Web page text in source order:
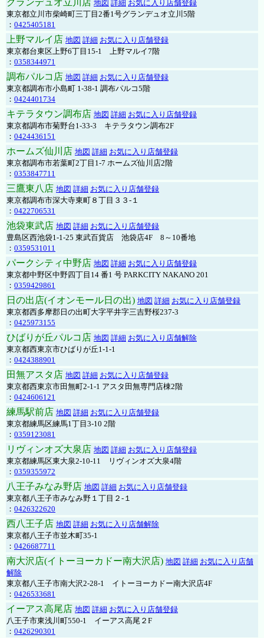
グランデュオ立川店 地図 詳細 お気に入り店舗登録
東京都立川市柴崎町三丁目2番1号グランデュオ立川5階
： 0425405181
上野マルイ店 地図 詳細 お気に入り店舗登録
東京都台東区上野6丁目15-1 上野マルイ7階
： 0358344971
調布パルコ店 地図 詳細 お気に入り店舗登録
東京都調布市小島町 1-38-1 調布パルコ5階
： 0424401734
キテラタウン調布店 地図 詳細 お気に入り店舗登録
東京都調布市菊野台1-33-3 キテラタウン調布2F
： 0424436151
ホームズ仙川店 地図 詳細 お気に入り店舗登録
東京都調布市若葉町2丁目1-7 ホームズ仙川店2階
： 0353847711
三鷹東八店 地図 詳細 お気に入り店舗登録
東京都調布市深大寺東町８丁目３３-１
： 0422706531
池袋東武店 地図 詳細 お気に入り店舗登録
豊島区西池袋1-1-25 東武百貨店 池袋店4F 8～10番地
： 0359531011
パークシティ中野店 地図 詳細 お気に入り店舗登録
東京都中野区中野四丁目14 番1 号 PARKCITY NAKANO 201
： 0359429861
日の出店(イオンモール日の出) 地図 詳細 お気に入り店舗登録
東京都西多摩郡日の出町大字平井字三吉野桜237-3
： 0425973155
ひばりが丘パルコ店 地図 詳細 お気に入り店舗解除
東京都西東京市ひばりが丘1-1-1
： 0424388901
田無アスタ店 地図 詳細 お気に入り店舗登録
東京都西東京市田無町2-1-1 アスタ田無専門店棟2階
： 0424606121
練馬駅前店 地図 詳細 お気に入り店舗登録
東京都練馬区練馬1丁目3-10 2階
： 0359123081
リヴィンオズ大泉店 地図 詳細 お気に入り店舗登録
東京都練馬区東大泉2-10-11 リヴィンオズ大泉4階
： 0359355972
八王子みなみ野店 地図 詳細 お気に入り店舗登録
東京都八王子市みなみ野１丁目２-１
： 0426322620
西八王子店 地図 詳細 お気に入り店舗解除
東京都八王子市並木町35-1
： 0426687711
南大沢店(イトーヨーカドー南大沢店) 地図 詳細 お気に入り店舗
解除
東京都八王子市南大沢2-28-1 イトーヨーカドー南大沢店4F
： 0426533681
イーアス高尾店 地図 詳細 お気に入り店舗登録
八王子市東浅川町550-1 イーアス高尾２F
： 0426290301